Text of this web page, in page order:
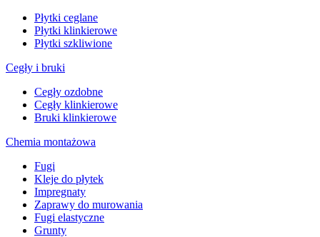
Płytki ceglane
Płytki klinkierowe
Płytki szkliwione
Cegły i bruki
Cegły ozdobne
Cegły klinkierowe
Bruki klinkierowe
Chemia montażowa
Fugi
Kleje do płytek
Impregnaty
Zaprawy do murowania
Fugi elastyczne
Grunty